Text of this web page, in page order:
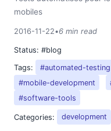
mobiles
2016-11-22•6 min read
Status: #blog
Tags:
#automated-testing
#mobile-development
#software-tools
Categories: development